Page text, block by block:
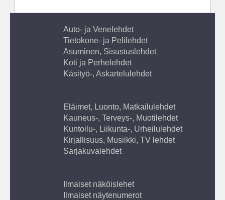
Auto- ja Venelehdet
Tietokone- ja Pelilehdet
Asuminen, Sisustuslehdet
Koti ja Perhelehdet
Käsityö-, Askartelulehdet
Eläimet, Luonto, Matkailulehdet
Kauneus-, Terveys-, Muotilehdet
Kuntoilu-, Liikunta-, Urheilulehdet
Kirjallisuus, Musiikki, TV lehdet
Sarjakuvalehdet
Ilmaiset näköislehet
Ilmaiset näytenumerot